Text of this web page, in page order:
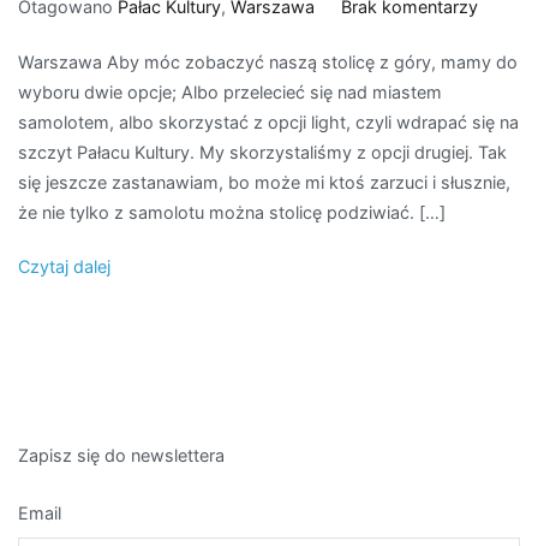
Otagowano Pałac Kultury, Warszawa Brak komentarzydo
–
Pałacu
Kultury
Warszawa Aby móc zobaczyć naszą stolicę z góry, mamy do
wyboru dwie opcje; Albo przelecieć się nad miastem
samolotem, albo skorzystać z opcji light, czyli wdrapać się na
szczyt Pałacu Kultury. My skorzystaliśmy z opcji drugiej. Tak
się jeszcze zastanawiam, bo może mi ktoś zarzuci i słusznie,
że nie tylko z samolotu można stolicę podziwiać. […]
Czytaj dalej
Zapisz się do newslettera
Email